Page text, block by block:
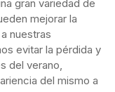
gran variedad de
mejorar la
nuestras
evitar la pérdida y
del verano,
del mismo a